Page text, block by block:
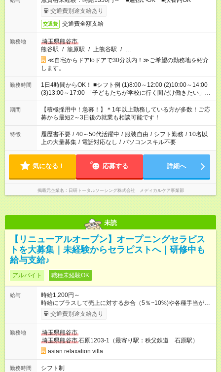
交通費別途支給あり
交通費 交通費全額支給
勤務地
埼玉県熊谷市
熊谷駅 / 籠原駅 / 上熊谷駅 / …
≪自宅からドアtoドアで30分以内！≫ご希望の勤務地を紹介
します。
勤務時間
1日4時間からOK！ ■シフト例 (1)8:00～12:00 (2)10:00～14:00
(3)13:00～17:00 「子どもたちが学校に行く間だけ働きたい」
「余裕を持って夕飯の準備がしたい」 「午前中は働いて、午後
はプライベートの時間にしたい」 など、ご希望を教えてくださ
いね。 ※Wワーク希望の方へ 今ご覧のお仕事で希望する勤務時
間と、もう1つのお仕事の勤務時間。 合計で週40時間を超える
場合は応募できません。
期間
【積極採用中！急募！】＊1年以上勤務している方が多数！ご応
募から最短2～3日後の就業も相談可能です！
特徴 履歴書不要 / 40～50代活躍中 / 服装自由 / シフト勤務 / 10名以
上の大量募集 / 電話対応なし / パソコンスキル不要
気になる！ 応募する 詳細へ
掲載元企業名 日研トータルソーシング株式会社 メディカルケア事業部
未読
【リニューアルオープン】オープニングセラピス
トを大募集｜未経験からセラピストへ｜研修中も
給与支給♪
アルバイト 職種未経験OK
給与
時給1,200円～
時給にプラスして売上に対する歩合（5％~10%)や各種手当が加
算されます！ 【時給+売上歩合+指名手当+その他手当】=月収と
なります♪ あなたの頑張り次第で高収入も可能です!! ※試用期間
の長さ：3ヶ月 雇用形態、給与は本採用時と同じです。 ・研修
中は個人のペースに合わせて時間など決めていきます。 ・試用
期間でもお客様に入った場合は歩合給あり
交通費別途支給あり
勤務地
埼玉県熊谷市
埼玉県熊谷市石原1203-1（最寄り駅：秩父鉄道 石原駅）
asian relaxation villa
勤務時間
シフト制